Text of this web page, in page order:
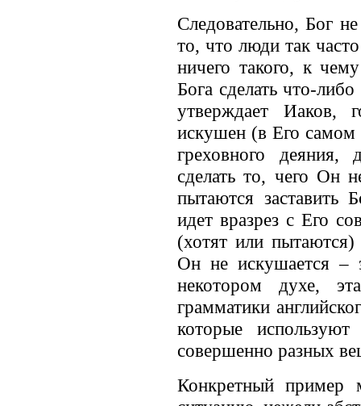
Следовательно, Бог
то, что люди так
ничего такого, к
Бога сделать что-
утверждает
искушен (в Его
греховного
сделать то, чего Он
пытаются заставить
идет вразрез с Его
(хотят или пытаются)
Он не искушается –
некотором духе,
грамматики
которые
совершенно разных
Конкретный пример